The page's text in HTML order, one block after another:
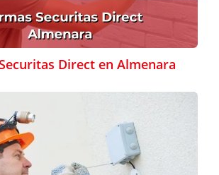
Direct en Almenara